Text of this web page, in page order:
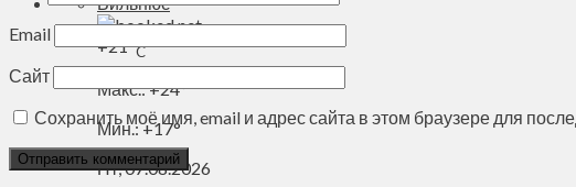
+21°C
Макс.:+24°
Мин.:+17°
Пт, 07.08.2026
Email
Сайт
Сохранить моё имя, email и адрес сайта в этом браузере для